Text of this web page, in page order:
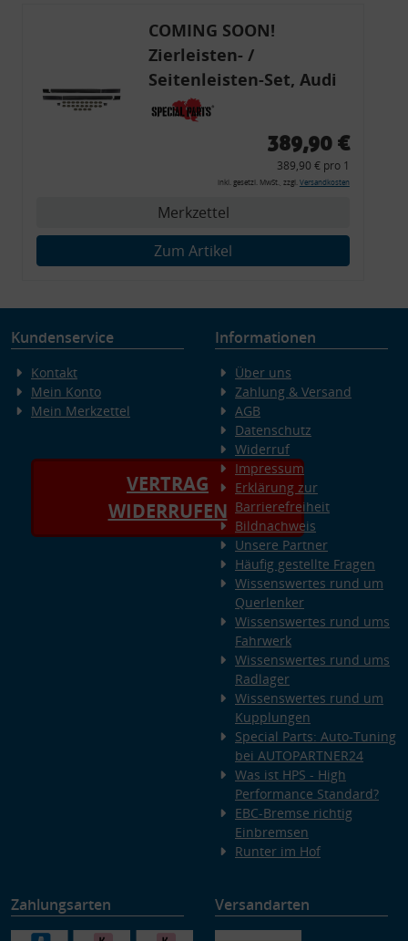
COMING SOON!
Zierleisten- /
Seitenleisten-Set, Audi
80 Cabrio, Coupe, S2, (6x
Zierleiste, 2x Kappe,
Montagewerkzeug)
389,90 €
389,90 € pro 1
inkl. gesetzl. MwSt., zzgl. Versandkosten
Merkzettel
Zum Artikel
Kundenservice
Kontakt
Mein Konto
Mein Merkzettel
VERTRAG
WIDERRUFEN
Informationen
Über uns
Zahlung & Versand
AGB
Datenschutz
Widerruf
Impressum
Erklärung zur
Barrierefreiheit
Bildnachweis
Unsere Partner
Häufig gestellte Fragen
Wissenswertes rund um
Querlenker
Wissenswertes rund ums
Fahrwerk
Wissenswertes rund ums
Radlager
Wissenswertes rund um
Kupplungen
Special Parts: Auto-Tuning
bei AUTOPARTNER24
Was ist HPS - High
Performance Standard?
EBC-Bremse richtig
Einbremsen
Runter im Hof
Zahlungsarten Versandarten